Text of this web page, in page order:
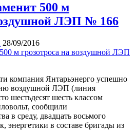
500 м
ЛЭП № 166
28/09/2016
компания Янтарьэнерго успешно
воздушной ЛЭП (линия
шестьдесят шесть классом
сообщили
в среду, двадцать восьмого
энергетики в составе бригады из